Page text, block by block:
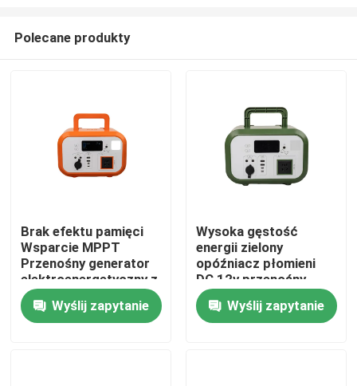
Dom
Produkty
Polecane produkty
Brak efektu pamięci
Wsparcie MPPT
Przenośny generator
elektroenergetyczny z
ochroną przed
nadciśnieniem w celu
pomocy w przypadku
Wyślij zapytanie
Wysoka gęstość
energii zielony
opóźniacz płomieni
DC 12v przenośny
zestaw zasilania z
Bluetooth dla drona
Wyślij zapytanie